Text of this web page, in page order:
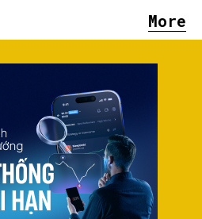
More